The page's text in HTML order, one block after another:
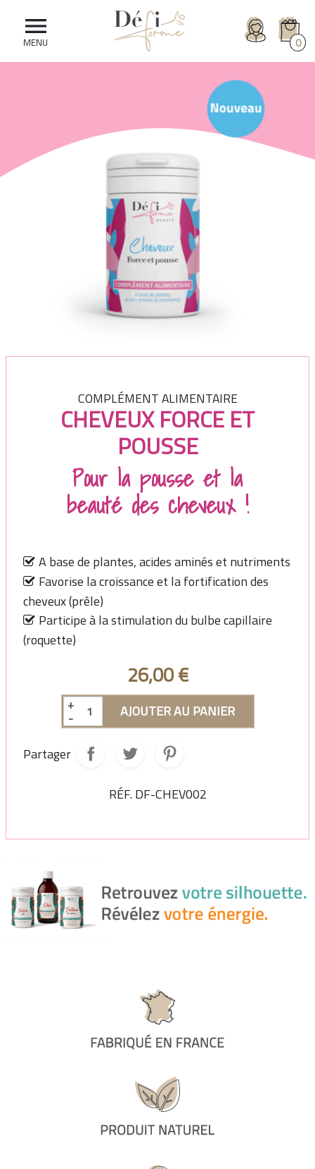

MENU 0
COMPLÉMENT ALIMENTAIRE
CHEVEUX FORCE ET
POUSSE
Pour la pousse et la
beauté des cheveux !
A base de plantes, acides aminés et nutriments
Favorise la croissance et la fortification des
cheveux (prêle)
Participe à la stimulation du bulbe capillaire
(roquette)
26,00 €
+
-
AJOUTER AU PANIER
Partager
RÉF. DF-CHEV002